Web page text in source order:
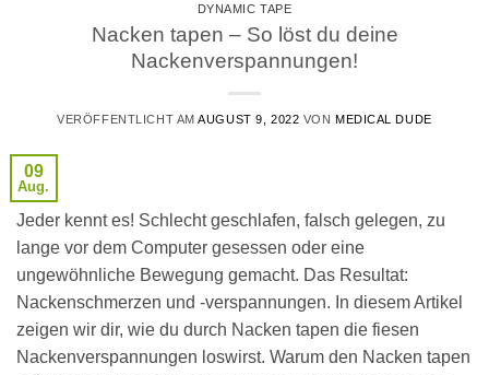
DYNAMIC TAPE
Nacken tapen – So löst du deine
Nackenverspannungen!
VERÖFFENTLICHT AMAUGUST 9, 2022 VON MEDICAL DUDE
09
Aug.
Jeder kennt es! Schlecht geschlafen, falsch gelegen, zu
lange vor dem Computer gesessen oder eine
ungewöhnliche Bewegung gemacht. Das Resultat:
Nackenschmerzen und -verspannungen. In diesem Artikel
zeigen wir dir, wie du durch Nacken tapen die fiesen
Nackenverspannungen loswirst. Warum den Nacken tapen